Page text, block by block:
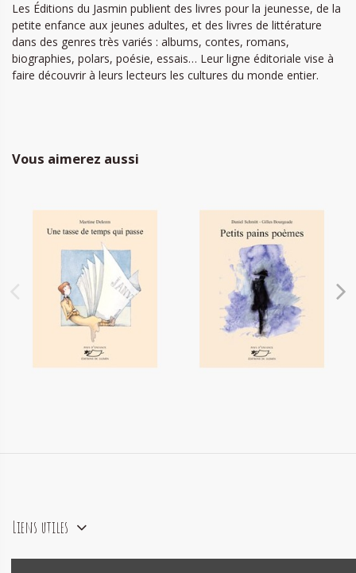
Les Éditions du Jasmin publient des livres pour la jeunesse, de la
petite enfance aux jeunes adultes, et des livres de littérature
dans des genres très variés : albums, contes, romans,
biographies, polars, poésie, essais… Leur ligne éditoriale vise à
faire découvrir à leurs lecteurs les cultures du monde entier.
Vous aimerez aussi
Une tasse de temps qui
passe
9,90 €
Petits pains poèmes
9,90 €
Liens utiles